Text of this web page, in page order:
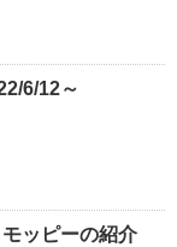
6/12～
ッピーの紹介